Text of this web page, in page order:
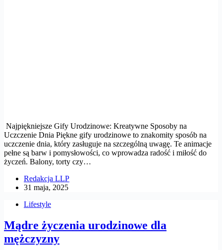
Najpiękniejsze Gify Urodzinowe: Kreatywne Sposoby na
Uczczenie Dnia Piękne gify urodzinowe to znakomity sposób na
uczczenie dnia, który zasługuje na szczególną uwagę. Te animacje
pełne są barw i pomysłowości, co wprowadza radość i miłość do
życzeń. Balony, torty czy…
Redakcja LLP
31 maja, 2025
Lifestyle
Mądre życzenia urodzinowe dla
mężczyzny